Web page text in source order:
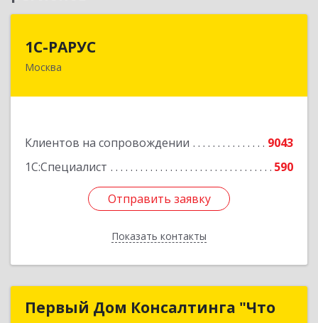
1С-РАРУС
Москва
Клиентов на сопровождении
9043
1С:Специалист
590
Отправить заявку
Показать контакты
127434, Москва г, Дмитровское ш, дом № 9Б
Отправить заявку
Назад
Первый Дом Консалтинга "Что
Первый Дом Консалтинга "Что